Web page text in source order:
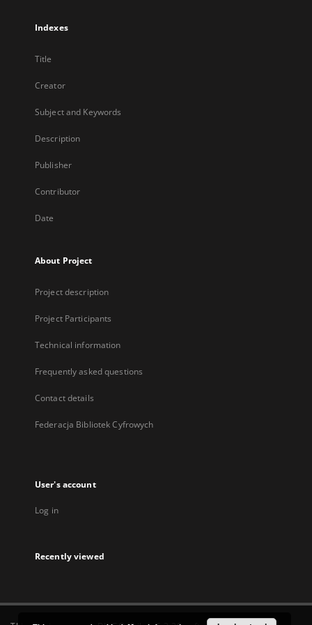
Indexes
Title
Creator
Subject and Keywords
Description
Publisher
Contributor
Date
About Project
Project description
Project Participants
Technical information
Frequently asked questions
Contact details
Federacja Bibliotek Cyfrowych
User's account
Log in
Recently viewed